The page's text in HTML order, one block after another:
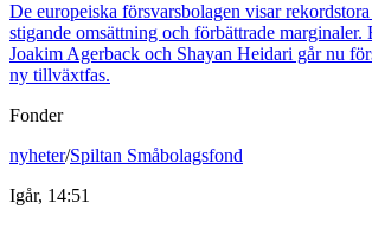
De europeiska försvarsbolagen visar
stigande omsättning och förbättrade marginaler.
Joakim Agerback och Shayan Heidari går nu
ny tillväxtfas.
Fonder
nyheter/Spiltan Småbolagsfond
Igår, 14:51